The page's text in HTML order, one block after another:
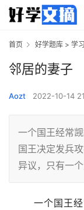
首页 好学题库 > 学
邻居的妻子
Aozt 2022-10-14
一个国王经常
国王决定发兵
异议，只有一
一个国王经常